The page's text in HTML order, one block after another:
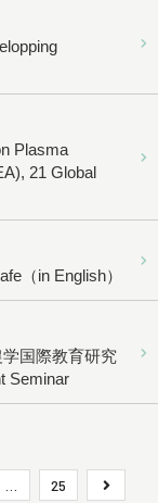
Plasma
21 Global
（in English）
学国際教育研究
Seminar
25